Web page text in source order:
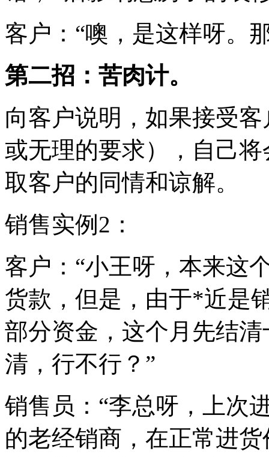
客户：“噢，是这样呀。
第二招：苦肉计。
向客户说明，如果接受
或无理的要求），自己
取客户的同情和谅解。
销售实例2：
客户：“小王呀，本来这
货款，但是，由于*近是
部分资金，这个月先结
清，行不行？”
销售员：“李总呀，上次
的老经销商，在正常进